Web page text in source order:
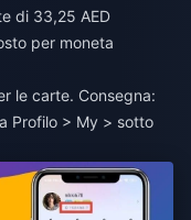
di 33,25 AED
per moneta
le carte. Consegna:
Profilo > My > sotto